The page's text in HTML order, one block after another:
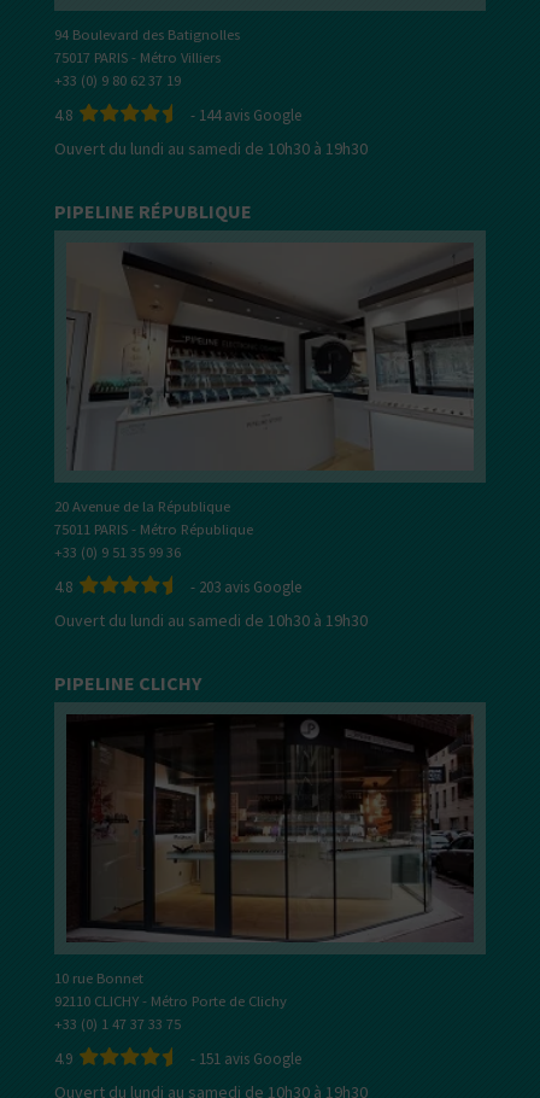
94 Boulevard des Batignolles
75017 PARIS - Métro Villiers
+33 (0) 9 80 62 37 19
4.8 - 144avis Google
Ouvert du lundi au samedi de 10h30 à 19h30
PIPELINE RÉPUBLIQUE
20 Avenue de la République
75011 PARIS - Métro République
+33 (0) 9 51 35 99 36
4.8 - 203 avis Google
Ouvert du lundi au samedi de 10h30 à 19h30
PIPELINE CLICHY
10 rue Bonnet
92110 CLICHY - Métro Porte de Clichy
+33 (0) 1 47 37 33 75
4.9 - 151 avis Google
Ouvert du lundi au samedi de 10h30 à 19h30